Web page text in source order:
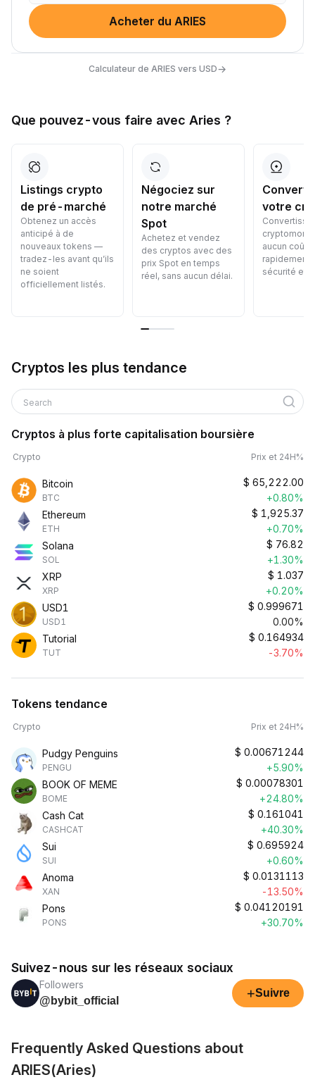
Acheter du ARIES
Calculateur de ARIES vers USD→
Que pouvez-vous faire avec Aries ?
Listings crypto
de pré-marché
Obtenez un accès
anticipé à de
nouveaux tokens —
tradez-les avant qu’ils
ne soient
officiellement listés.
Négociez sur
notre marché
Spot
Achetez et vendez
des cryptos avec des
prix Spot en temps
réel, sans aucun délai.
votre
aucun coût
rapidement,
sécurité et
Cryptos les plus tendance
Search
Cryptos à plus forte capitalisation boursière
Crypto Prix et 24H%
Bitcoin
BTC
$ 65,222.00
+0.80%
Ethereum
ETH
$ 1,925.37
+0.70%
Solana
SOL
$ 76.82
+1.30%
XRP
XRP
$ 1.037
+0.20%
USD1
USD1
$ 0.999671
0.00%
Tutorial
TUT
$ 0.164934
-3.70%
Tokens tendance
Crypto Prix et 24H%
Pudgy Penguins
PENGU
$ 0.00671244
+5.90%
BOOK OF MEME
BOME
$ 0.00078301
+24.80%
Cash Cat
CASHCAT
$ 0.161041
+40.30%
Sui
SUI
$ 0.695924
+0.60%
Anoma
XAN
$ 0.0131113
-13.50%
Pons
PONS
$ 0.04120191
+30.70%
Suivez-nous sur les réseaux sociaux
Followers
@bybit_official
+Suivre
Frequently Asked Questions about
ARIES(Aries)